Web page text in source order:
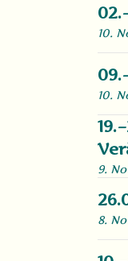
10.
10.
9.
8.